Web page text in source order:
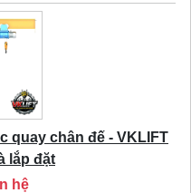
quay chân đế - VKLIFT
lắp đặt
hệ